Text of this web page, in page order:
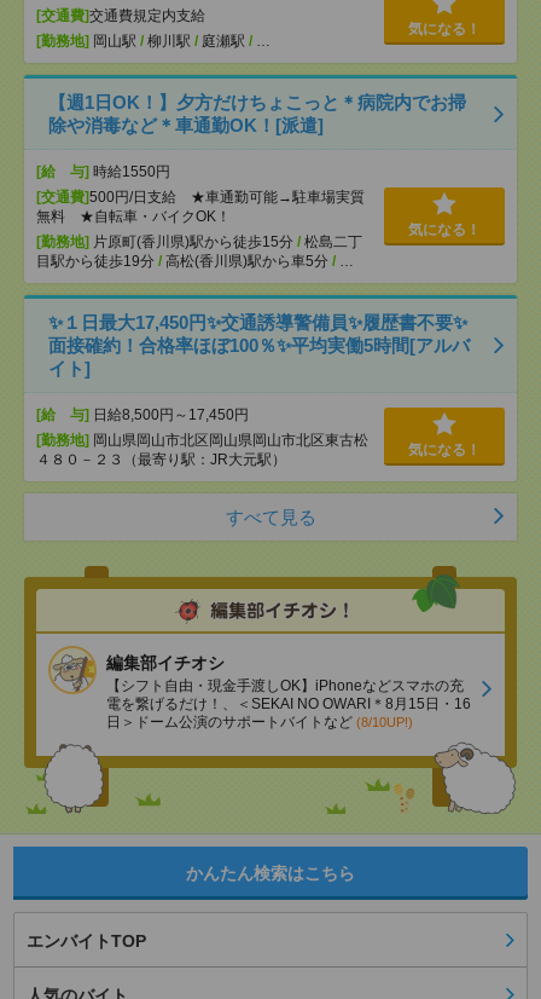
[交通費]交通費規定内支給
[勤務地] 岡山駅 / 柳川駅 / 庭瀬駅 / …
気になる！
【週1日OK！】夕方だけちょこっと＊病院内でお掃
除や消毒など＊車通勤OK！[派遣]
[給 与] 時給1550円
[交通費]500円/日支給 ★車通勤可能→駐車場実質
無料 ★自転車・バイクOK！
[勤務地] 片原町(香川県)駅から徒歩15分 / 松島二丁
目駅から徒歩19分 / 高松(香川県)駅から車5分 / …
気になる！
✨１日最大17,450円✨交通誘導警備員✨履歴書不要✨
面接確約！合格率ほぼ100％✨平均実働5時間[アルバ
イト]
[給 与] 日給8,500円～17,450円
[勤務地] 岡山県岡山市北区岡山県岡山市北区東古松
４８０－２３（最寄り駅：JR大元駅）
気になる！
すべて見る
編集部イチオシ
【シフト自由・現金手渡しOK】iPhoneなどスマホの充
電を繋げるだけ！、＜SEKAI NO OWARI＊8月15日・16
日＞ドーム公演のサポートバイトなど (8/10UP!)
かんたん検索はこちら
エンバイトTOP